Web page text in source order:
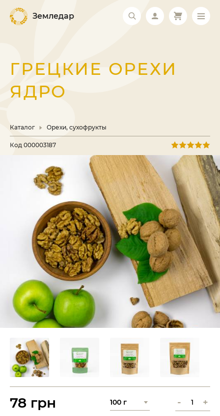
Земледар
ГРЕЦКИЕ ОРЕХИ
ЯДРО
Каталог Орехи, сухофрукты
Код 000003187
78 грн - +